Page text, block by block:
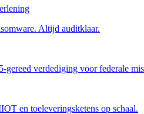
Altijd auditklaar.
verdediging voor federale
en toeleveringsketens op schaal.